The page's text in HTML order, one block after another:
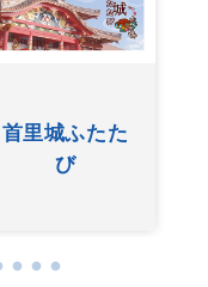
首里城ふたた
び